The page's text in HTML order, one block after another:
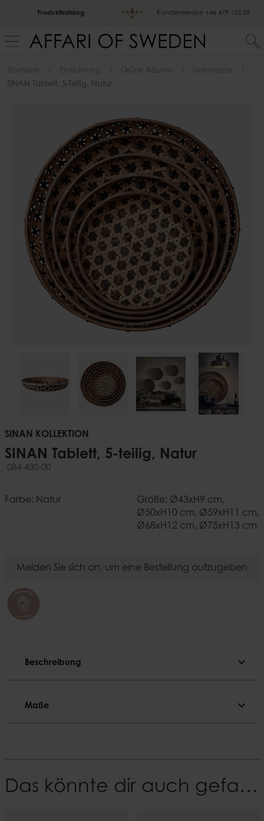
Produktkatalog Kundenservice +46 479 155 55
Startseite Einrichtung Grüne Räume
Untersetzer
SINAN Tablett, 5-Teilig, Natur
SINAN KOLLEKTION
SINAN Tablett, 5-teilig, Natur
084-430-00
Farbe: Natur
Größe: Ø43xH9 cm,
Ø50xH10 cm, Ø59xH11 cm,
Ø68xH12 cm, Ø75xH13 cm
Melden Sie sich an, um eine Bestellung aufzugeben
Beschreibung expand_more
Farbe
Natur
EAN
Maße expand_more
cm, Ø75xH13 cm
Das könnte dir auch gefallen